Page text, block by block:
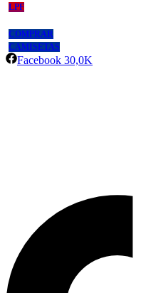
LPF
COMPRAR
CAMISETAS
Facebook 30,0K